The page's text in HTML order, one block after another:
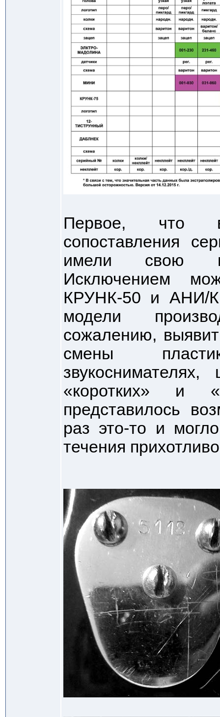
Первое, что
сопоставления
имели свою
Исключением
КРУНК-50 и АНИ/
модели
сожалению,
смены
«коротких» и
представилось
раз это-то и
течения